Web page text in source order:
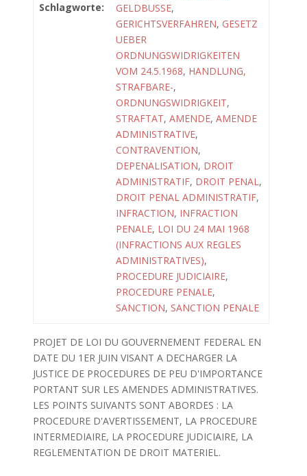
Schlagworte:
GELDBUSSE,
GERICHTSVERFAHREN, GESETZ
UEBER
ORDNUNGSWIDRIGKEITEN
VOM 24.5.1968, HANDLUNG,
STRAFBARE-,
ORDNUNGSWIDRIGKEIT,
STRAFTAT, AMENDE, AMENDE
ADMINISTRATIVE,
CONTRAVENTION,
DEPENALISATION, DROIT
ADMINISTRATIF, DROIT PENAL,
DROIT PENAL ADMINISTRATIF,
INFRACTION, INFRACTION
PENALE, LOI DU 24 MAI 1968
(INFRACTIONS AUX REGLES
ADMINISTRATIVES),
PROCEDURE JUDICIAIRE,
PROCEDURE PENALE,
SANCTION, SANCTION PENALE
PROJET DE LOI DU GOUVERNEMENT FEDERAL EN
DATE DU 1ER JUIN VISANT A DECHARGER LA
JUSTICE DE PROCEDURES DE PEU D'IMPORTANCE
PORTANT SUR LES AMENDES ADMINISTRATIVES.
LES POINTS SUIVANTS SONT ABORDES : LA
PROCEDURE D'AVERTISSEMENT, LA PROCEDURE
INTERMEDIAIRE, LA PROCEDURE JUDICIAIRE, LA
REGLEMENTATION DE DROIT MATERIEL.